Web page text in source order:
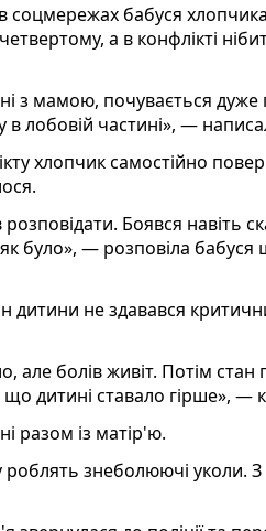
соцмережах бабуся
а в конфлікті
з мамою, почувається
лобовій частині», —
хлопчик самостійно
розповідати. Боявся навіть
було», — розповіла
дитини не здавався
але болів живіт. Потім
дитині ставало гірше», —
разом із матір'ю.
роблять знеболюючі уколи.